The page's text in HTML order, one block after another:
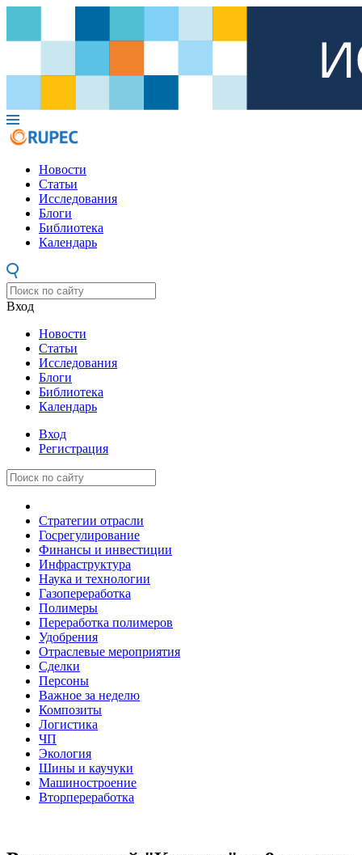
Новости
Статьи
Исследования
Блоги
Библиотека
Календарь
Вход
Новости
Статьи
Исследования
Блоги
Библиотека
Календарь
Вход
Регистрация
Стратегии отрасли
Госрегулирование
Финансы и инвестиции
Инфраструктура
Наука и технологии
Газопереработка
Полимеры
Переработка полимеров
Удобрения
Отраслевые мероприятия
Сделки
Персоны
Важное за неделю
Композиты
Логистика
ЧП
Экология
Шины и каучуки
Машиностроение
Вторпереработка